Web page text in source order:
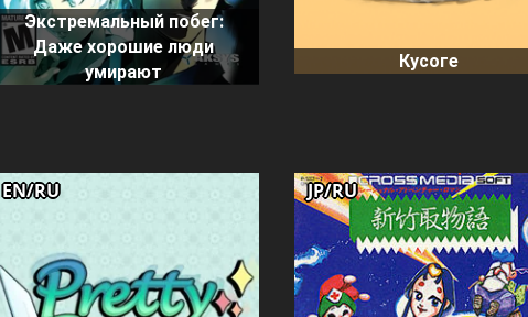
Экстремальный побег:
Даже хорошие люди
умирают
Кусоге
EN/RU JP/RU